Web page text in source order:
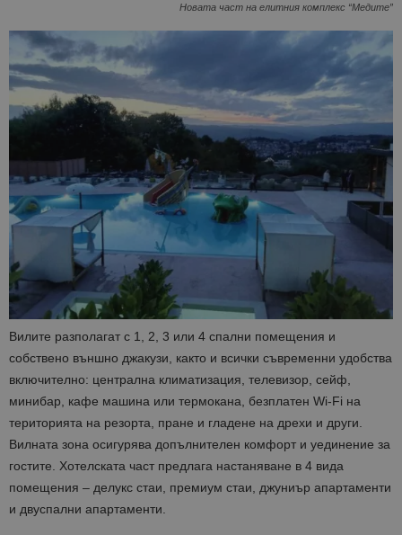
Новата част на елитния комплекс “Медите”
Вилите разполагат с 1, 2, 3 или 4 спални помещения и
собствено външно джакузи, както и всички съвременни удобства
включително: централна климатизация, телевизор, сейф,
минибар, кафе машина или термокана, безплатен Wi-Fi на
територията на резорта, пране и гладене на дрехи и други.
Вилната зона осигурява допълнителен комфорт и уединение за
гостите. Хотелската част предлага настаняване в 4 вида
помещения – делукс стаи, премиум стаи, джуниър апартаменти
и двуспални апартаменти.